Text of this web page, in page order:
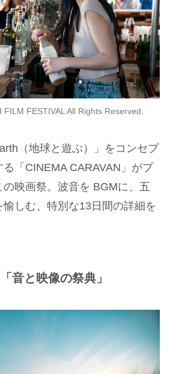
FILM FESTIVAL All Rights Reserved.
（地球と遊ぶ）」をコンセプ
る「CINEMA CARAVAN」がプ
の映画祭。波音を BGMに、五
しむ、特別な13日間の詳細を
音と映像の祭典」